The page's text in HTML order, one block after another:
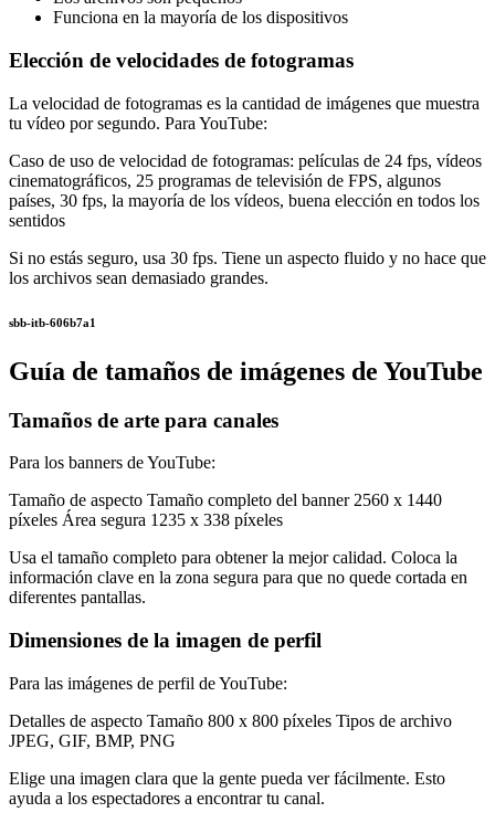
Funciona en la mayoría de los dispositivos
Elección de velocidades de fotogramas
La velocidad de fotogramas es la cantidad de imágenes que muestra
tu vídeo por segundo. Para YouTube:
Caso de uso de velocidad de fotogramas: películas de 24 fps, vídeos
cinematográficos, 25 programas de televisión de FPS, algunos
países, 30 fps, la mayoría de los vídeos, buena elección en todos los
sentidos
Si no estás seguro, usa 30 fps. Tiene un aspecto fluido y no hace que
los archivos sean demasiado grandes.
sbb-itb-606b7a1
Guía de tamaños de imágenes de YouTube
Tamaños de arte para canales
Para los banners de YouTube:
Tamaño de aspecto Tamaño completo del banner 2560 x 1440
píxeles Área segura 1235 x 338 píxeles
Usa el tamaño completo para obtener la mejor calidad. Coloca la
información clave en la zona segura para que no quede cortada en
diferentes pantallas.
Dimensiones de la imagen de perfil
Para las imágenes de perfil de YouTube:
Detalles de aspecto Tamaño 800 x 800 píxeles Tipos de archivo
JPEG, GIF, BMP, PNG
Elige una imagen clara que la gente pueda ver fácilmente. Esto
ayuda a los espectadores a encontrar tu canal.